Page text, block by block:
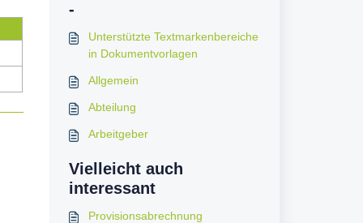
-
Unterstützte Textmarkenbereiche
in Dokumentvorlagen
Allgemein
Abteilung
Arbeitgeber
Vielleicht auch
interessant
Provisionsabrechnung